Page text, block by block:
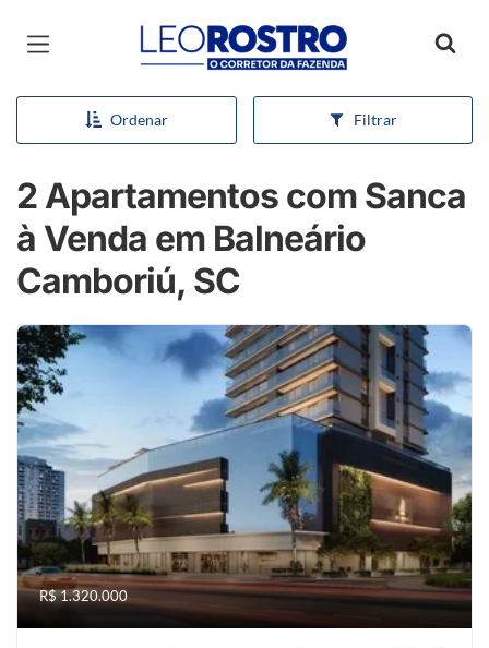
Página inicial
Ordenar Filtrar
2 Apartamentos com Sanca
à Venda em Balneário
Camboriú, SC
R$ 1.320.000